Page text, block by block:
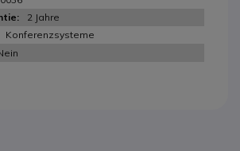
2 Jahre
Konferenzsysteme